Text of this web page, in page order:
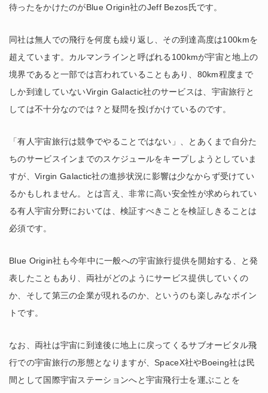
待ったをかけたのがBlue Origin社のJeff Bezos氏です。
同社は無人での飛行を何度も繰り返し、その到達高度は100kmを
超えています。カルマンラインと呼ばれる100kmが宇宙と地上の
境界であると一部では言われていることもあり、80km程度まで
しか到達していないVirgin Galactic社のサービスは、宇宙旅行と
しては不十分なのでは？と疑問を投げかけているのです。
「有人宇宙旅行は競争でやることではない」、とあくまで自分た
ちのサービスインまでのスケジュールをキープしようとしていま
すが、Virgin Galactic社の進捗状況に影響は少なからず受けてい
るかもしれません。とは言え、非常に高い安全性が求められてい
る有人宇宙分野においては、検証すべきことを検証しきることは
必須です。
Blue Origin社も今年中に一般への宇宙旅行提供を開始する、と発
表したこともあり、両社がどのようにサービス提供していくの
か、そして第三の企業が現れるのか、というのも楽しみなポイン
トです。
なお、両社は宇宙に到達後に地上に戻ってくるサブオービタル飛
行での宇宙旅行の形態となりますが、SpaceX社やBoeing社は民
間として国際宇宙ステーションへと宇宙飛行士を運ぶことを